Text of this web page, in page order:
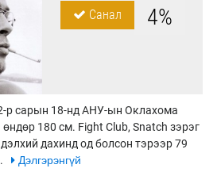
Санал 4%
р сарын 18-нд АНУ-ын Оклахома
180 см. Fight Club, Snatch зэрэг
дахинд од болсон тэрээр 79
Дэлгэрэнгүй